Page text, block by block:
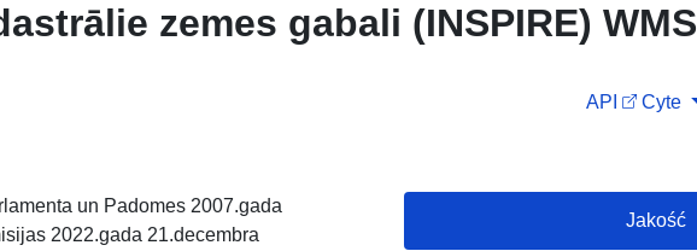
zemes gabali (INSPIRE) WMS
API Cyte
un Padomes 2007.gada
2022.gada 21.decembra
Jakość